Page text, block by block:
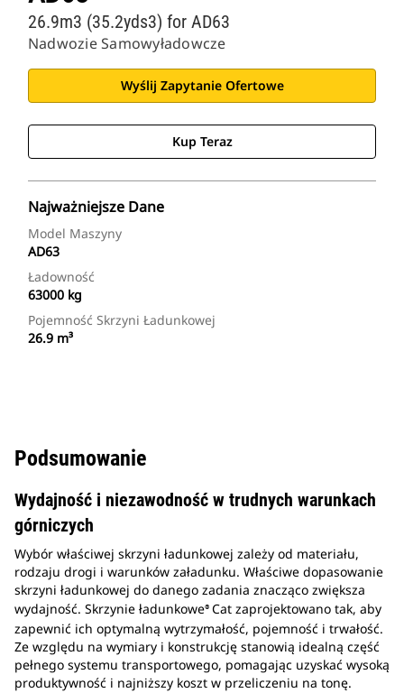
Nadwozie Samowyładowcze
26.9m3 (35.2yds3) for AD63
Wyślij Zapytanie Ofertowe
Kup Teraz
Najważniejsze Dane
Model Maszyny
AD63
Ładowność
63000 kg
Pojemność Skrzyni Ładunkowej
26.9 m³
Podsumowanie
Wydajność i niezawodność w trudnych warunkach
górniczych
Wybór właściwej skrzyni ładunkowej zależy od materiału,
rodzaju drogi i warunków załadunku. Właściwe dopasowanie
skrzyni ładunkowej do danego zadania znacząco zwiększa
wydajność. Skrzynie ładunkowe® Cat zaprojektowano tak, aby
zapewnić ich optymalną wytrzymałość, pojemność i trwałość.
Ze względu na wymiary i konstrukcję stanowią idealną część
pełnego systemu transportowego, pomagając uzyskać wysoką
produktywność i najniższy koszt w przeliczeniu na tonę.